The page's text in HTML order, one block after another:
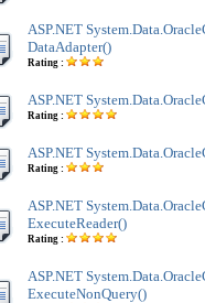
ASP.NET
DataAdapter()
Rating :
ASP.NET
Rating :
ASP.NET
Rating :
ASP.NET
ExecuteReader()
Rating :
ASP.NET
ExecuteNonQuery()